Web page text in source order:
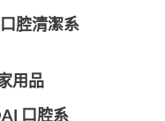
腔清潔系
用品
口腔系